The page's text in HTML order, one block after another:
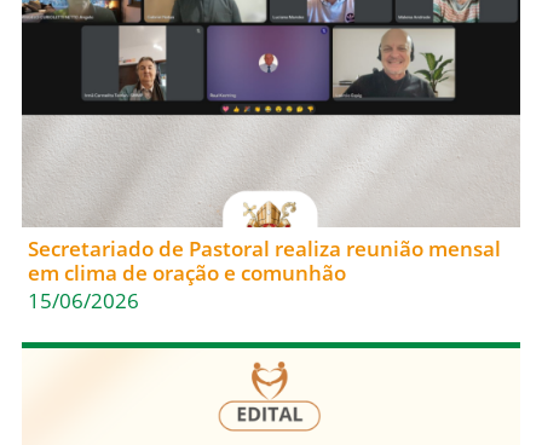
Secretariado de Pastoral realiza reunião mensal
em clima de oração e comunhão
15/06/2026